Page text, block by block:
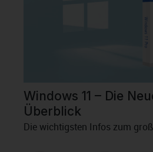
Windows 11 – Die
Überblick
Die wichtigsten Infos zum